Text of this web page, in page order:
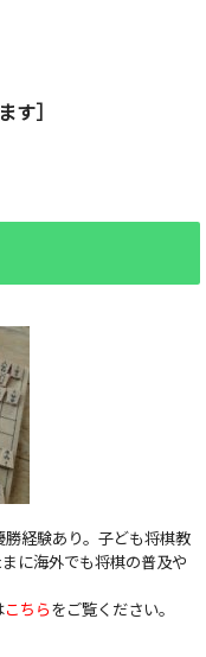
す］
経験あり。子ども将棋教
に海外でも将棋の普及や
こちら をご覧ください。